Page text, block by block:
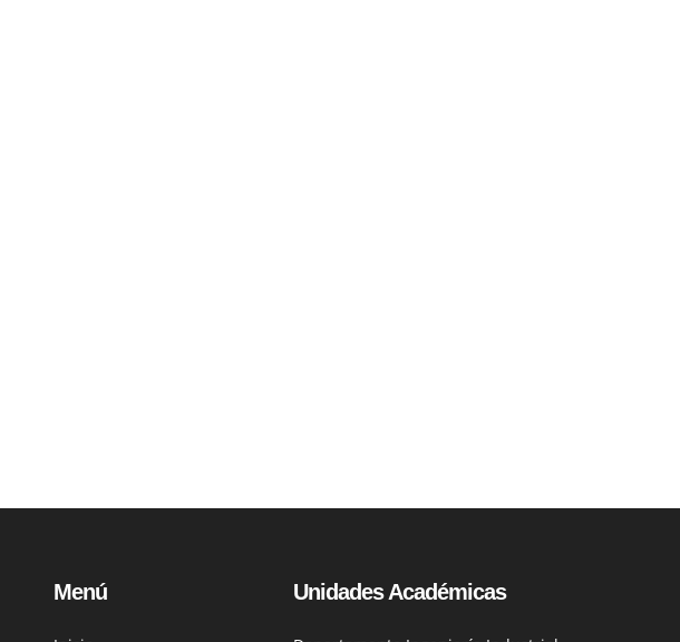
Menú Unidades Académicas